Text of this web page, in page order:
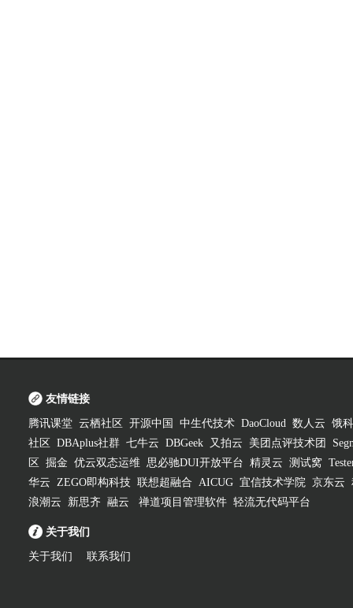
友情链接
腾讯课堂 云栖社区 开源中国 中生代技术 DaoCloud 数人云 饿
社区
DBAplus社群 七牛云 DBGeek 又拍云 美团点评技术团
区
掘金 优云双态运维 思必驰DUI开放平台 精灵云 测试窝
华云 ZEGO即构科技 联想超融合 AICUG 宜信技术学院 京东云
浪潮云
新思齐 融云 禅道项目管理软件 轻流无代码平台
关于我们
关于我们 联系我们